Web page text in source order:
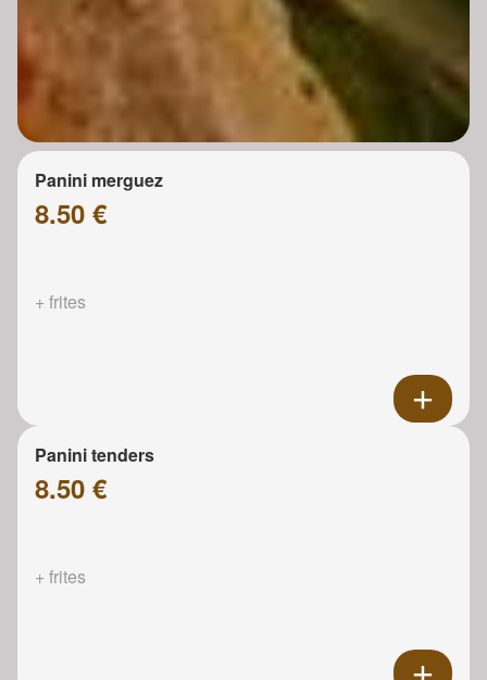
Panini merguez
8.50 €
+ frites
Panini tenders
8.50 €
+ frites